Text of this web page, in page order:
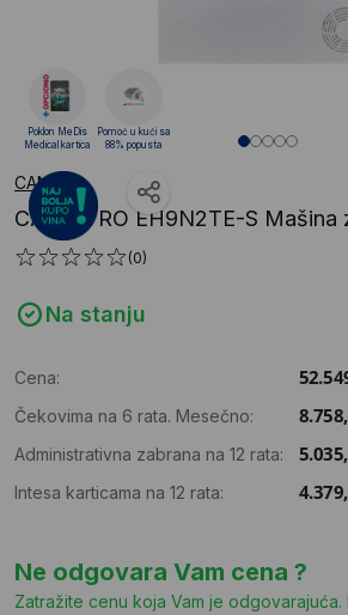
CANDY
CANDY RO EH9N2TE-S Mašina
(0)
Na stanju
Cena:
Čekovima na 6 rata. Mesečno:
Administrativna zabrana na 12 rata:
Intesa karticama na 12 rata:
Ne odgovara Vam cena ?
Zatražite cenu koja Vam je
Poklon MeDis
Medical kartica
Pomoć u kući sa
88% popusta